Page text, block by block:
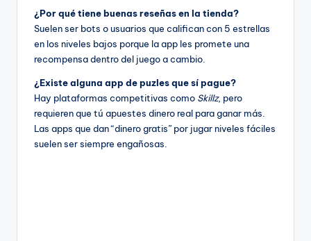
¿Por qué tiene buenas reseñas en la tienda?
Suelen ser bots o usuarios que califican con 5 estrellas
en los niveles bajos porque la app les promete una
recompensa dentro del juego a cambio.
¿Existe alguna app de puzles que sí pague?
Hay plataformas competitivas como Skillz, pero
requieren que tú apuestes dinero real para ganar más.
Las apps que dan “dinero gratis” por jugar niveles fáciles
suelen ser siempre engañosas.